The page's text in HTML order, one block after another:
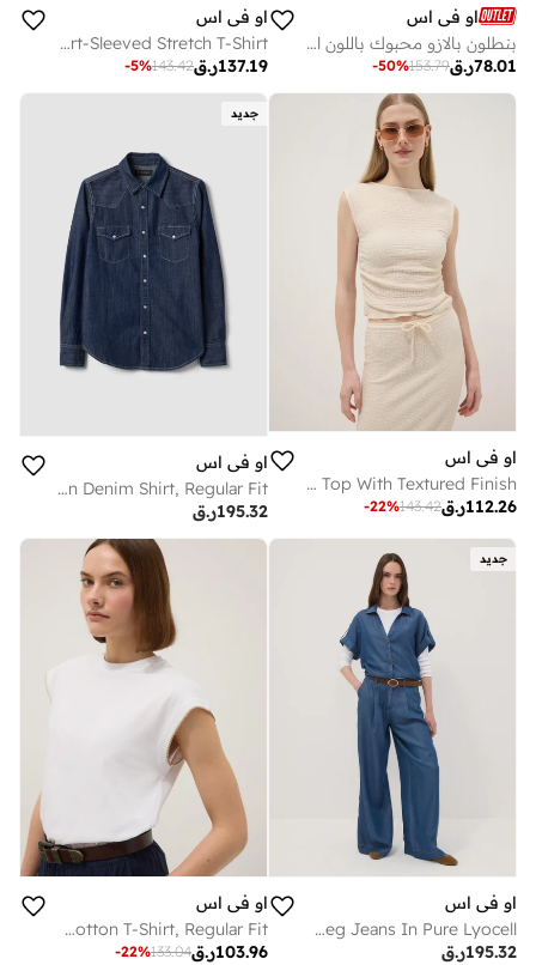
او في اس
بنطلون بالازو محبوك باللون الكريمي بخصر مطاطي
ر.ق78.01
153.79
-50%
او في اس
OVS White Short-Sleeved Stretch T-Shirt
ر.ق137.19
143.42
-5%
او في اس
OVS Beige Stretch Tank Top With Textured Finish
ر.ق112.26
143.42
-22%
جديد
او في اس
OVS Dark Blue Pure Cotton Denim Shirt, Regular Fit
ر.ق195.32
جديد
او في اس
OVS Blue Wide-Leg Jeans In Pure Lyocell
ر.ق195.32
او في اس
OVS White Sleeveless Pure Cotton T-Shirt, Regular Fit
ر.ق103.96
133.04
-22%